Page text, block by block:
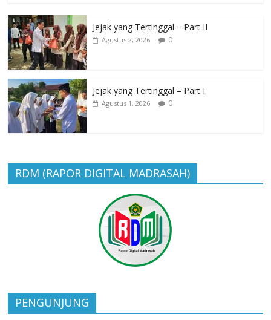
Jejak yang Tertinggal – Part II
Agustus 2, 2026 0
Jejak yang Tertinggal – Part I
Agustus 1, 2026 0
RDM (RAPOR DIGITAL MADRASAH)
PENGUNJUNG